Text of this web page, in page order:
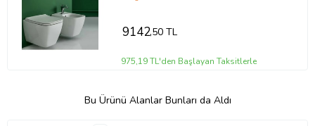
9142,50 TL
975,19 TL'den Başlayan Taksitlerle
Bu Ürünü Alanlar Bunları da Aldı